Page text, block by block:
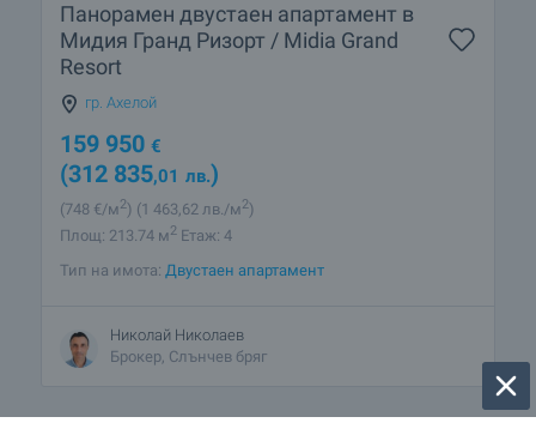
Панорамен двустаен апартамент в
Мидия Гранд Ризорт / Midia Grand
Resort
гр. Ахелой
159 950 €
(312 835,01 лв.)
(748 €/м2) (1 463,62 лв./м2)
Площ: 213.74 м2 Етаж: 4
Тип на имота: Двустаен апартамент
Николай Николаев
Брокер, Слънчев бряг